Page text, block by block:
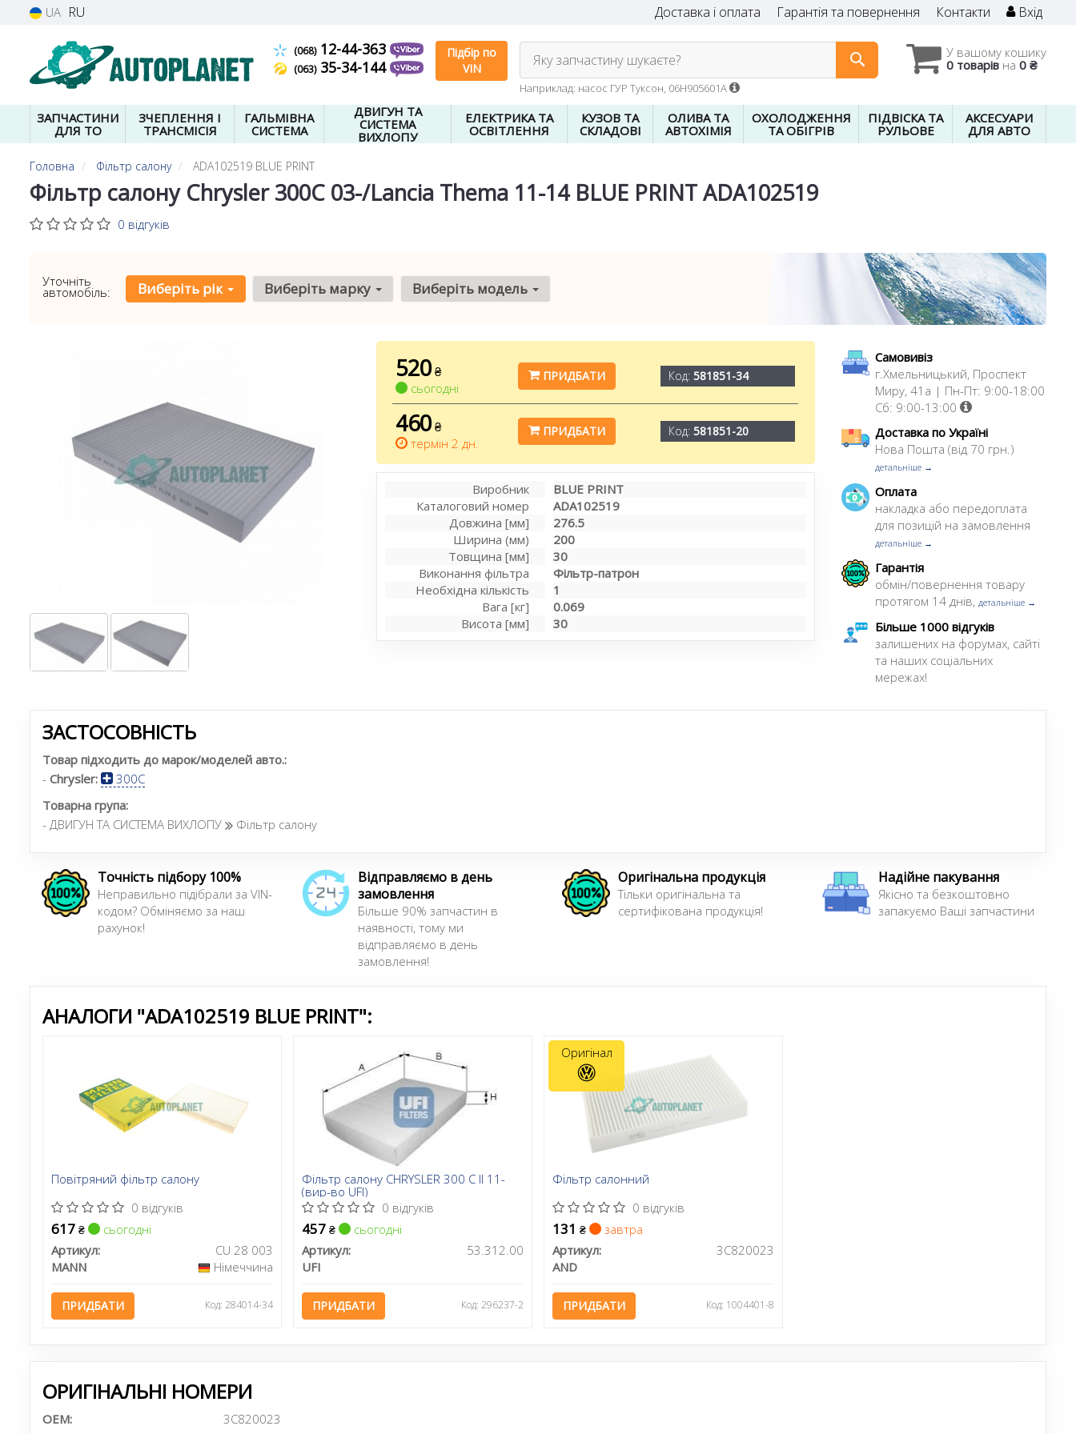
UA RU Доставка і оплата Гарантія та повернення Контакти Вхід
(068)12-44-363
(063)35-34-144
Підбір по
VIN
У вашому кошику
0 товарів на 0 ₴
Яку запчастину шукаєте?
Наприклад: насос ГУР Туксон, 06H905601A
ЗАПЧАСТИНИ
ДЛЯ ТО
ЗЧЕПЛЕННЯ І
ТРАНСМІСІЯ
ГАЛЬМІВНА
СИСТЕМА
ДВИГУН ТА
СИСТЕМА
ВИХЛОПУ
ЕЛЕКТРИКА ТА
ОСВІТЛЕННЯ
КУЗОВ ТА
СКЛАДОВІ
ОЛИВА ТА
АВТОХІМІЯ
ОХОЛОДЖЕННЯ
ТА ОБІГРІВ
ПІДВІСКА ТА
РУЛЬОВЕ
АКСЕСУАРИ
ДЛЯ АВТО
Головна Фільтр салону ADA102519 BLUE PRINT
Фільтр салону Chrysler 300C 03-/Lancia Thema 11-14 BLUE PRINT ADA102519
0 відгуків
Уточніть
автомобіль: Виберіть рік Виберіть марку Виберіть модель
520 ₴
сьогодні
ПРИДБАТИ Код:581851-34
460 ₴
термін 2 дн.
ПРИДБАТИ Код:581851-20
Виробник
BLUE PRINT
Каталоговий номер
ADA102519
Довжина [мм]
276.5
Ширина (мм)
200
Товщина [мм]
30
Виконання фільтра
Фільтр-патрон
Необхідна кількість
1
Вага [кг]
0.069
Висота [мм]
30
Самовивіз
г.Хмельницький, Проспект
Миру, 41а | Пн-Пт: 9:00-18:00
Сб: 9:00-13:00
Доставка по Україні
Нова Пошта (від 70 грн.)
детальніше →
Оплата
накладка або передоплата
для позицій на замовлення
детальніше →
Гарантія
обмін/повернення товару
протягом 14 днів,детальніше →
Більше 1000 відгуків
залишених на форумах, сайті
та наших соціальних
мережах!
ЗАСТОСОВНІСТЬ
Товар підходить до марок/моделей авто.:
- Chrysler:
300C
Товарна група:
- ДВИГУН ТА СИСТЕМА ВИХЛОПУ
Фільтр салону
Точність підбору 100%
Неправильно підібрали за VIN-
кодом? Обміняємо за наш
рахунок!
Відправляємо в день
замовлення
Більше 90% запчастин в
наявності, тому ми
відправляємо в день
замовлення!
Оригінальна продукція
Тільки оригінальна та
сертифікована продукція!
Надійне пакування
Якісно та безкоштовно
запакуємо Ваші запчастини
АНАЛОГИ "ADA102519 BLUE PRINT":
Повітряний фільтр салону
0 відгуків
617 ₴
сьогодні
Артикул:
CU 28 003
MANN
Німеччина
ПРИДБАТИ Код: 284014-34
Фільтр салону CHRYSLER 300 C II 11-
(вир-во UFI)
0 відгуків
457 ₴
сьогодні
Артикул:
53.312.00
UFI
ПРИДБАТИ Код: 296237-2
Фільтр салонний
0 відгуків
131 ₴
завтра
Артикул:
3C820023
AND
ПРИДБАТИ Код: 1004401-8
Оригінал
ОРИГІНАЛЬНІ НОМЕРИ
OEM: 3C820023